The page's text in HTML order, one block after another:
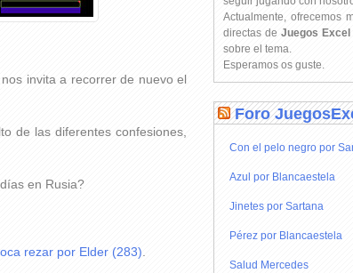
invita a recorrer de nuevo el
de las diferentes confesiones,
en Rusia?
rezar por Elder (283)
Actualmente, ofrecemos
directas de Juegos Excel
sobre el tema.
Esperamos os guste.
Foro
Con el pelo negro por
Azul por Blancaestela
Jinetes por Sartana
Pérez por Blancaestela
Salud Mercedes